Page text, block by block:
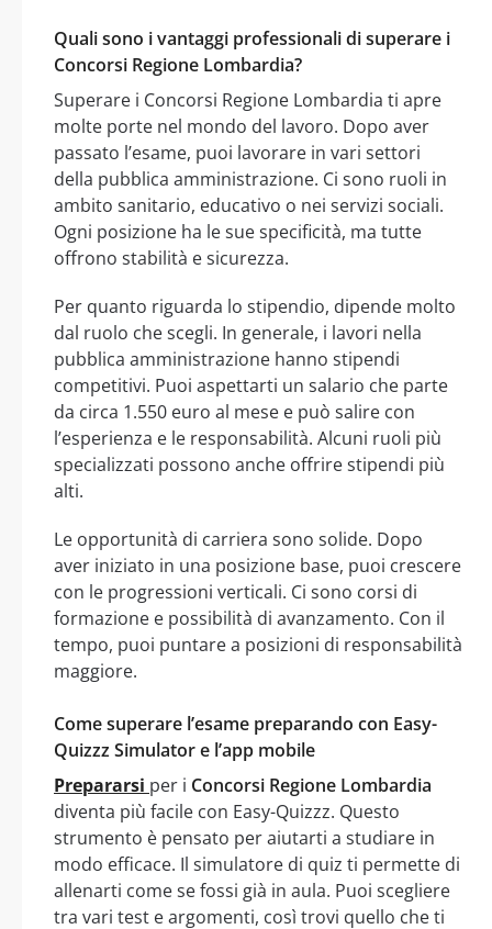
Quali sono i vantaggi professionali di superare i
Concorsi Regione Lombardia?
Superare i Concorsi Regione Lombardia ti apre
molte porte nel mondo del lavoro. Dopo aver
passato l’esame, puoi lavorare in vari settori
della pubblica amministrazione. Ci sono ruoli in
ambito sanitario, educativo o nei servizi sociali.
Ogni posizione ha le sue specificità, ma tutte
offrono stabilità e sicurezza.
Per quanto riguarda lo stipendio, dipende molto
dal ruolo che scegli. In generale, i lavori nella
pubblica amministrazione hanno stipendi
competitivi. Puoi aspettarti un salario che parte
da circa 1.550 euro al mese e può salire con
l’esperienza e le responsabilità. Alcuni ruoli più
specializzati possono anche offrire stipendi più
alti.
Le opportunità di carriera sono solide. Dopo
aver iniziato in una posizione base, puoi crescere
con le progressioni verticali. Ci sono corsi di
formazione e possibilità di avanzamento. Con il
tempo, puoi puntare a posizioni di responsabilità
maggiore.
Come superare l’esame preparando con Easy-
Quizzz Simulator e l’app mobile
Prepararsi per i Concorsi Regione Lombardia
diventa più facile con Easy-Quizzz. Questo
strumento è pensato per aiutarti a studiare in
modo efficace. Il simulatore di quiz ti permette di
allenarti come se fossi già in aula. Puoi scegliere
tra vari test e argomenti, così trovi quello che ti